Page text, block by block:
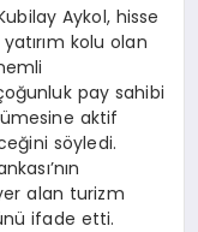
Aykol, hisse
kolu olan
pay sahibi
aktif
söyledi.
alan turizm
ifade etti.